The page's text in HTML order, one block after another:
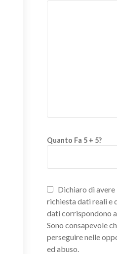
Quanto Fa 5 + 5?
Dichiaro di
richiesta dati reali e
dati corrispondono
Sono consapevole
perseguire nelle
ed abuso.